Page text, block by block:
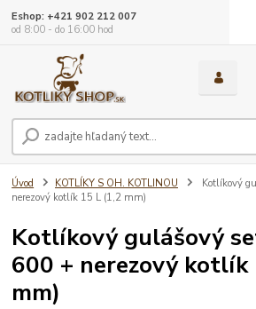
Eshop: +421 902 212 007
od 8:00 - do 16:00 hod
Úvod KOTLÍKY S OH. KOTLINOU
Kotlíkový
nerezový kotlík 15 L (1,2 mm)
Kotlíkový gulášový
600 + nerezový kotlík
mm)